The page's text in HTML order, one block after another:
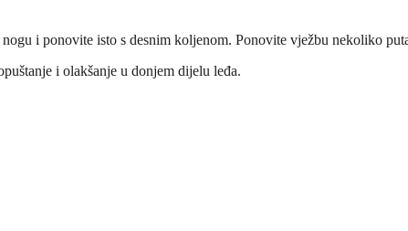
i ponovite isto s desnim koljenom. Ponovite vježbu nekoliko
i olakšanje u donjem dijelu leđa.